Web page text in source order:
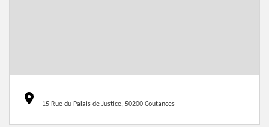
15 Rue du Palais de Justice, 50200 Coutances